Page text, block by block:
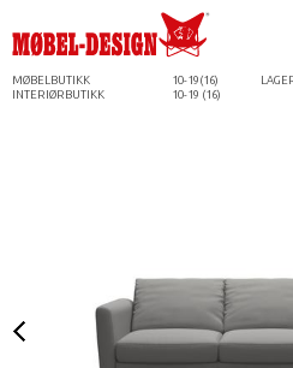
MØBELBUTIKK 10-19(16)
INTERIØRBUTIKK
10-19 (16)